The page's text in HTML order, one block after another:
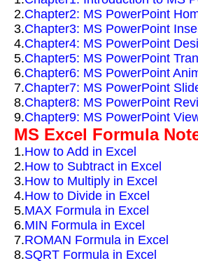
2.Chapter2: MS PowerPoint
3.Chapter3: MS PowerPoint
4.Chapter4: MS PowerPoint
5.Chapter5: MS PowerPoint
6.Chapter6: MS PowerPoint
7.Chapter7: MS PowerPoint
8.Chapter8: MS PowerPoint
9.Chapter9: MS PowerPoint
MS Excel Formula
1.How to Add in Excel
2.How to Subtract in Excel
3.How to Multiply in Excel
4.How to Divide in Excel
5.MAX Formula in Excel
6.MIN Formula in Excel
7.ROMAN Formula in Excel
8.SQRT Formula in Excel